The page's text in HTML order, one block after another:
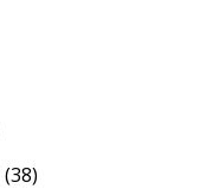
(38)